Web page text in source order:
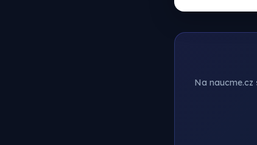
Na